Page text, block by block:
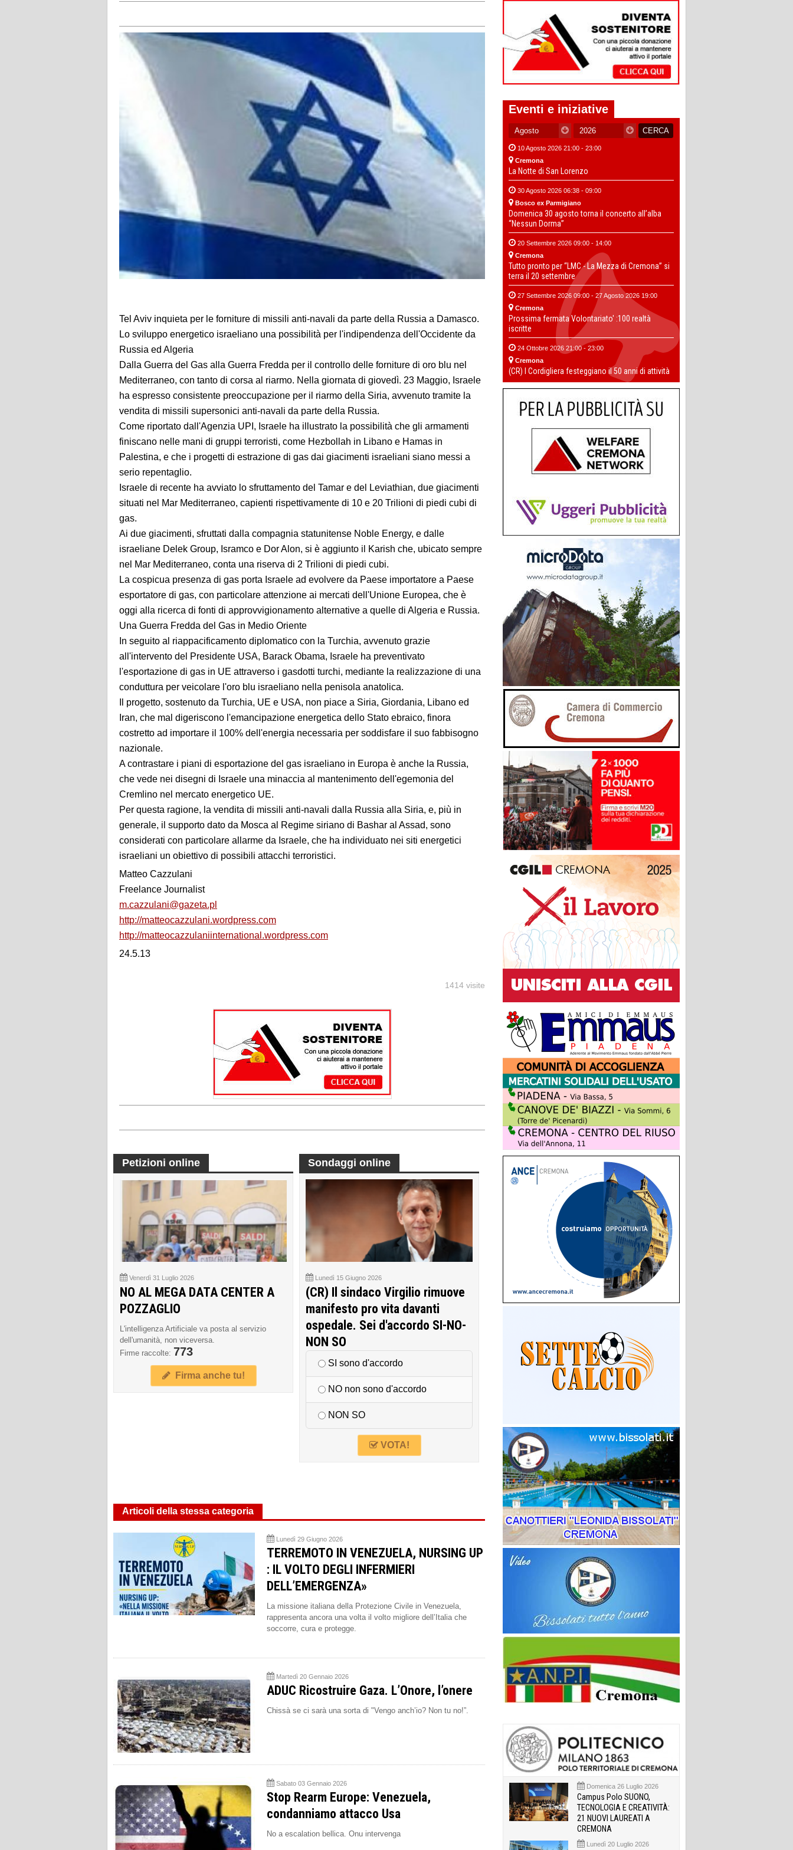
Tel Aviv inquieta per le forniture di missili anti-navali da parte della Russia a Damasco.
Lo sviluppo energetico israeliano una possibilità per l'indipendenza dell'Occidente da
Russia ed Algeria
Dalla Guerra del Gas alla Guerra Fredda per il controllo delle forniture di oro blu nel
Mediterraneo, con tanto di corsa al riarmo. Nella giornata di giovedì. 23 Maggio, Israele
ha espresso consistente preoccupazione per il riarmo della Siria, avvenuto tramite la
vendita di missili supersonici anti-navali da parte della Russia.
Come riportato dall'Agenzia UPI, Israele ha illustrato la possibilità che gli armamenti
finiscano nelle mani di gruppi terroristi, come Hezbollah in Libano e Hamas in
Palestina, e che i progetti di estrazione di gas dai giacimenti israeliani siano messi a
serio repentaglio.
Israele di recente ha avviato lo sfruttamento del Tamar e del Leviathian, due giacimenti
situati nel Mar Mediterraneo, capienti rispettivamente di 10 e 20 Trilioni di piedi cubi di
gas.
Ai due giacimenti, sfruttati dalla compagnia statunitense Noble Energy, e dalle
israeliane Delek Group, Isramco e Dor Alon, si è aggiunto il Karish che, ubicato sempre
nel Mar Mediterraneo, conta una riserva di 2 Trilioni di piedi cubi.
La cospicua presenza di gas porta Israele ad evolvere da Paese importatore a Paese
esportatore di gas, con particolare attenzione ai mercati dell'Unione Europea, che è
oggi alla ricerca di fonti di approvvigionamento alternative a quelle di Algeria e Russia.
Una Guerra Fredda del Gas in Medio Oriente
In seguito al riappacificamento diplomatico con la Turchia, avvenuto grazie
all'intervento del Presidente USA, Barack Obama, Israele ha preventivato
l'esportazione di gas in UE attraverso i gasdotti turchi, mediante la realizzazione di una
conduttura per veicolare l'oro blu israeliano nella penisola anatolica.
Il progetto, sostenuto da Turchia, UE e USA, non piace a Siria, Giordania, Libano ed
Iran, che mal digeriscono l'emancipazione energetica dello Stato ebraico, finora
costretto ad importare il 100% dell'energia necessaria per soddisfare il suo fabbisogno
nazionale.
A contrastare i piani di esportazione del gas israeliano in Europa è anche la Russia,
che vede nei disegni di Israele una minaccia al mantenimento dell'egemonia del
Cremlino nel mercato energetico UE.
Per questa ragione, la vendita di missili anti-navali dalla Russia alla Siria, e, più in
generale, il supporto dato da Mosca al Regime siriano di Bashar al Assad, sono
considerati con particolare allarme da Israele, che ha individuato nei siti energetici
israeliani un obiettivo di possibili attacchi terroristici.
Matteo Cazzulani
Freelance Journalist
m.cazzulani@gazeta.pl
http://matteocazzulani.wordpress.com
http://matteocazzulaniinternational.wordpress.com
24.5.13
1414 visite
Petizioni online
Venerdì 31 Luglio 2026
NO AL MEGA DATA CENTER A
POZZAGLIO
L'intelligenza Artificiale va posta al servizio
dell'umanità, non viceversa.
Firme raccolte: 773
Firma anche tu!
Sondaggi online
Lunedì 15 Giugno 2026
(CR) Il sindaco Virgilio rimuove
manifesto pro vita davanti
ospedale. Sei d'accordo SI-NO-
NON SO
SI sono d'accordo
NO non sono d'accordo
NON SO
VOTA!
Articoli della stessa categoria
Lunedì 29 Giugno 2026
TERREMOTO IN VENEZUELA, NURSING UP
: IL VOLTO DEGLI INFERMIERI
DELL’EMERGENZA»
La missione italiana della Protezione Civile in Venezuela,
rappresenta ancora una volta il volto migliore dell’Italia che
soccorre, cura e protegge.
Martedì 20 Gennaio 2026
ADUC Ricostruire Gaza. L’Onore, l’onere
Chissà se ci sarà una sorta di "Vengo anch’io? Non tu no!”.
Sabato 03 Gennaio 2026
Stop Rearm Europe: Venezuela,
condanniamo attacco Usa
No a escalation bellica. Onu intervenga
Eventi e iniziative
10 Agosto 2026 21:00 - 23:00
Cremona
La Notte di San Lorenzo
30 Agosto 2026 06:38 - 09:00
Bosco ex Parmigiano
Domenica 30 agosto torna il concerto all’alba
“Nessun Dorma”
20 Settembre 2026 09:00 - 14:00
Cremona
Tutto pronto per “LMC - La Mezza di Cremona” si
terra il 20 settembre
27 Settembre 2026 09:00 - 27 Agosto 2026 19:00
Cremona
Prossima fermata Volontariato' :100 realtà
iscritte
24 Ottobre 2026 21:00 - 23:00
Cremona
(CR) I Cordigliera festeggiano il 50 anni di attività
Domenica 26 Luglio 2026
Campus Polo SUONO,
TECNOLOGIA E CREATIVITÀ:
21 NUOVI LAUREATI A
CREMONA
Lunedì 20 Luglio 2026